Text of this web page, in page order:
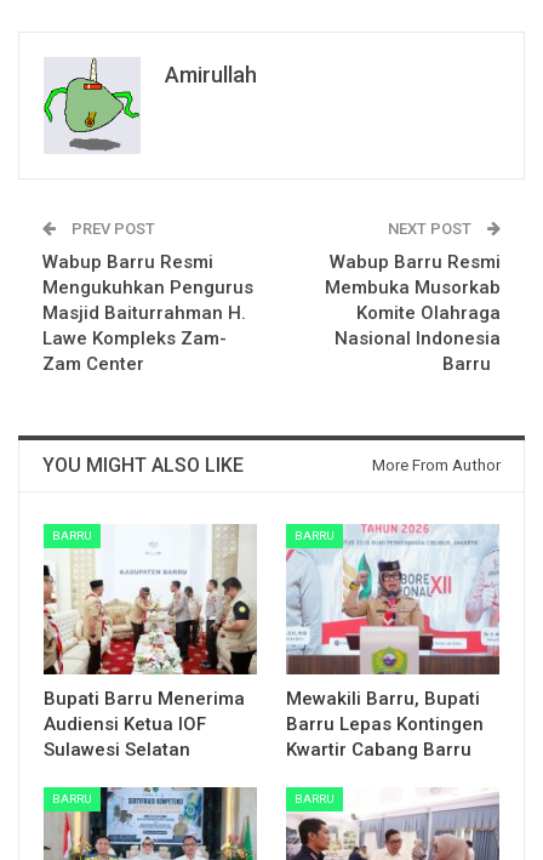
Amirullah
PREV POST
Wabup Barru Resmi
Mengukuhkan Pengurus
Masjid Baiturrahman H.
Lawe Kompleks Zam-
Zam Center
NEXT POST
Wabup Barru Resmi
Membuka Musorkab
Komite Olahraga
Nasional Indonesia
Barru
YOU MIGHT ALSO LIKE More From Author
BARRU
Bupati Barru Menerima
Audiensi Ketua IOF
Sulawesi Selatan
BARRU
Mewakili Barru, Bupati
Barru Lepas Kontingen
Kwartir Cabang Barru
BARRU BARRU